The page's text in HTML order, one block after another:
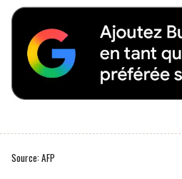
Source: AFP